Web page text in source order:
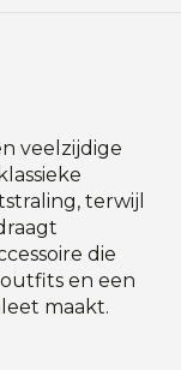
veelzijdige
terwijl
die
en een
maakt.